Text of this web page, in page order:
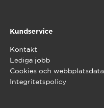
Kundservice
Kontakt
Lediga jobb
Cookies och webbplatsdata
Integritetspolicy